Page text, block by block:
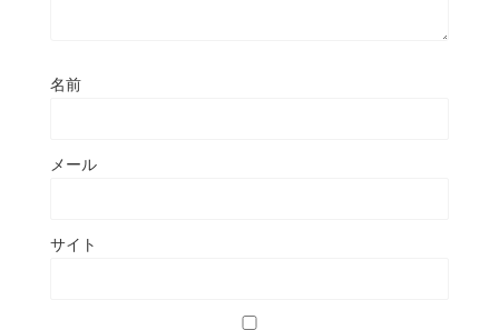
名前
メール
サイト